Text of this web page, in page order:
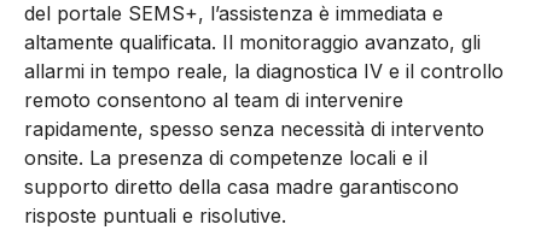
del portale SEMS+, l’assistenza è immediata e
altamente qualificata. Il monitoraggio avanzato, gli
allarmi in tempo reale, la diagnostica IV e il controllo
remoto consentono al team di intervenire
rapidamente, spesso senza necessità di intervento
onsite. La presenza di competenze locali e il
supporto diretto della casa madre garantiscono
risposte puntuali e risolutive.